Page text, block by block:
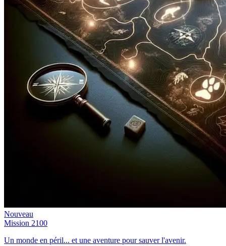
Nouveau
Mission 2100
Un monde en péril... et une aventure pour sauver l'avenir.